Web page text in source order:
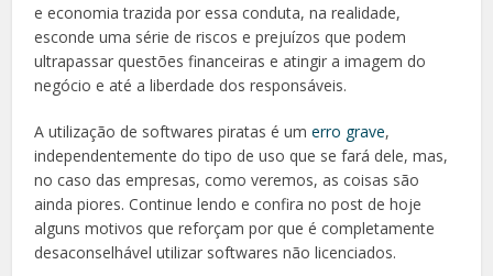
e economia trazida por essa conduta, na realidade,
esconde uma série de riscos e prejuízos que podem
ultrapassar questões financeiras e atingir a imagem do
negócio e até a liberdade dos responsáveis.
A utilização de softwares piratas é umerro grave,
independentemente do tipo de uso que se fará dele, mas,
no caso das empresas, como veremos, as coisas são
ainda piores. Continue lendo e confira no post de hoje
alguns motivos que reforçam por que é completamente
desaconselhável utilizar softwares não licenciados.